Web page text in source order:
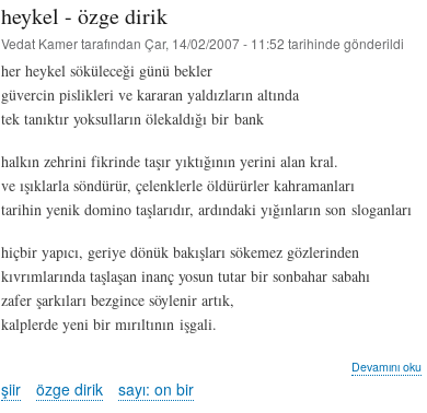
heykel - özge dirik
Vedat Kamertarafından Çar, 14/02/2007 - 11:52 tarihinde gönderildi
her heykel söküleceği günü bekler
güvercin pislikleri ve kararan yaldızların altında
tek tanıktır yoksulların ölekaldığı bir bank
halkın zehrini fikrinde taşır yıktığının yerini alan kral.
ve ışıklarla söndürür, çelenklerle öldürürler kahramanları
tarihin yenik domino taşlarıdır, ardındaki yığınların son sloganları
hiçbir yapıcı, geriye dönük bakışları sökemez gözlerinden
kıvrımlarında taşlaşan inanç yosun tutar bir sonbahar sabahı
zafer şarkıları bezgince söylenir artık,
kalplerde yeni bir mırıltının işgali.
heykel
Devamını oku
şiir özge dirik sayı: on bir